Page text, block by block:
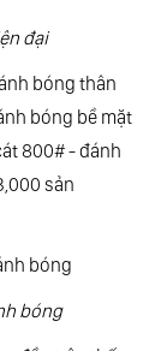
đại
bóng thân
bóng bề mặt
800# - đánh
sản
bóng